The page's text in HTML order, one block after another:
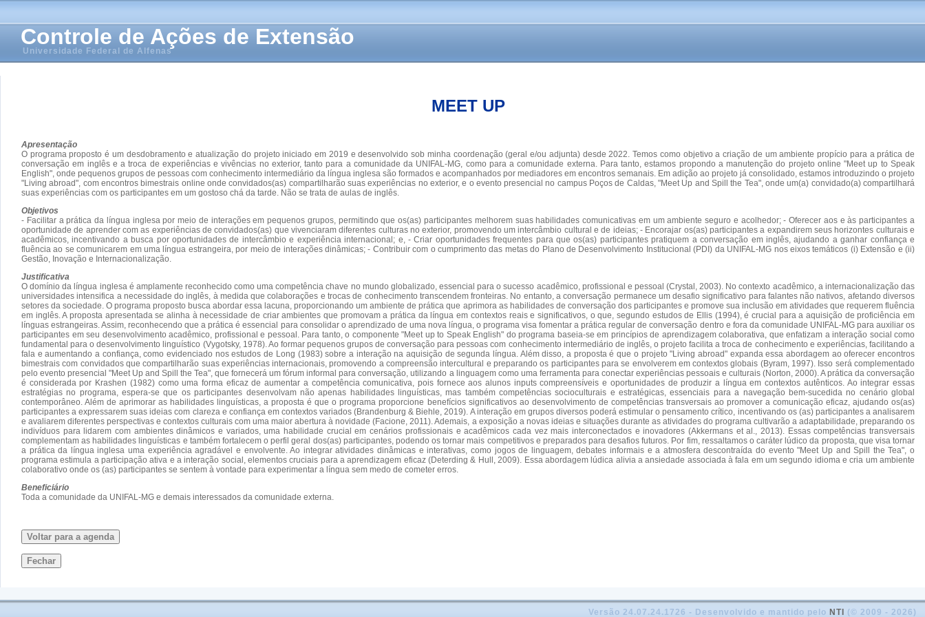
Controle de Ações de Extensão
Universidade Federal de Alfenas
MEET UP
Apresentação
O programa proposto é um desdobramento e atualização do projeto iniciado em 2019 e desenvolvido sob minha coordenação (geral e/ou adjunta) desde 2022. Temos como objetivo a criação de um ambiente propício para a prática de
conversação em inglês e a troca de experiências e vivências no exterior, tanto para a comunidade da UNIFAL-MG, como para a comunidade externa. Para tanto, estamos propondo a manutenção do projeto online "Meet up to Speak
English", onde pequenos grupos de pessoas com conhecimento intermediário da língua inglesa são formados e acompanhados por mediadores em encontros semanais. Em adição ao projeto já consolidado, estamos introduzindo o projeto
"Living abroad", com encontros bimestrais online onde convidados(as) compartilharão suas experiências no exterior, e o evento presencial no campus Poços de Caldas, "Meet Up and Spill the Tea", onde um(a) convidado(a) compartilhará
suas experiências com os participantes em um gostoso chá da tarde. Não se trata de aulas de inglês.
Objetivos
- Facilitar a prática da língua inglesa por meio de interações em pequenos grupos, permitindo que os(as) participantes melhorem suas habilidades comunicativas em um ambiente seguro e acolhedor; - Oferecer aos e às participantes a
oportunidade de aprender com as experiências de convidados(as) que vivenciaram diferentes culturas no exterior, promovendo um intercâmbio cultural e de ideias; - Encorajar os(as) participantes a expandirem seus horizontes culturais e
acadêmicos, incentivando a busca por oportunidades de intercâmbio e experiência internacional; e, - Criar oportunidades frequentes para que os(as) participantes pratiquem a conversação em inglês, ajudando a ganhar confiança e
fluência ao se comunicarem em uma língua estrangeira, por meio de interações dinâmicas; - Contribuir com o cumprimento das metas do Plano de Desenvolvimento Institucional (PDI) da UNIFAL-MG nos eixos temáticos (i) Extensão e (ii)
Gestão, Inovação e Internacionalização.
Justificativa
O domínio da língua inglesa é amplamente reconhecido como uma competência chave no mundo globalizado, essencial para o sucesso acadêmico, profissional e pessoal (Crystal, 2003). No contexto acadêmico, a internacionalização das
universidades intensifica a necessidade do inglês, à medida que colaborações e trocas de conhecimento transcendem fronteiras. No entanto, a conversação permanece um desafio significativo para falantes não nativos, afetando diversos
setores da sociedade. O programa proposto busca abordar essa lacuna, proporcionando um ambiente de prática que aprimora as habilidades de conversação dos participantes e promove sua inclusão em atividades que requerem fluência
em inglês. A proposta apresentada se alinha à necessidade de criar ambientes que promovam a prática da língua em contextos reais e significativos, o que, segundo estudos de Ellis (1994), é crucial para a aquisição de proficiência em
línguas estrangeiras. Assim, reconhecendo que a prática é essencial para consolidar o aprendizado de uma nova língua, o programa visa fomentar a prática regular de conversação dentro e fora da comunidade UNIFAL-MG para auxiliar os
participantes em seu desenvolvimento acadêmico, profissional e pessoal. Para tanto, o componente "Meet up to Speak English" do programa baseia-se em princípios de aprendizagem colaborativa, que enfatizam a interação social como
fundamental para o desenvolvimento linguístico (Vygotsky, 1978). Ao formar pequenos grupos de conversação para pessoas com conhecimento intermediário de inglês, o projeto facilita a troca de conhecimento e experiências, facilitando a
fala e aumentando a confiança, como evidenciado nos estudos de Long (1983) sobre a interação na aquisição de segunda língua. Além disso, a proposta é que o projeto "Living abroad" expanda essa abordagem ao oferecer encontros
bimestrais com convidados que compartilharão suas experiências internacionais, promovendo a compreensão intercultural e preparando os participantes para se envolverem em contextos globais (Byram, 1997). Isso será complementado
pelo evento presencial "Meet Up and Spill the Tea", que fornecerá um fórum informal para conversação, utilizando a linguagem como uma ferramenta para conectar experiências pessoais e culturais (Norton, 2000). A prática da conversação
é considerada por Krashen (1982) como uma forma eficaz de aumentar a competência comunicativa, pois fornece aos alunos inputs compreensíveis e oportunidades de produzir a língua em contextos autênticos. Ao integrar essas
estratégias no programa, espera-se que os participantes desenvolvam não apenas habilidades linguísticas, mas também competências socioculturais e estratégicas, essenciais para a navegação bem-sucedida no cenário global
contemporâneo. Além de aprimorar as habilidades linguísticas, a proposta é que o programa proporcione benefícios significativos ao desenvolvimento de competências transversais ao promover a comunicação eficaz, ajudando os(as)
participantes a expressarem suas ideias com clareza e confiança em contextos variados (Brandenburg & Biehle, 2019). A interação em grupos diversos poderá estimular o pensamento crítico, incentivando os (as) participantes a analisarem
e avaliarem diferentes perspectivas e contextos culturais com uma maior abertura à novidade (Facione, 2011). Ademais, a exposição a novas ideias e situações durante as atividades do programa cultivarão a adaptabilidade, preparando os
indivíduos para lidarem com ambientes dinâmicos e variados, uma habilidade crucial em cenários profissionais e acadêmicos cada vez mais interconectados e inovadores (Akkermans et al., 2013). Essas competências transversais
complementam as habilidades linguísticas e também fortalecem o perfil geral dos(as) participantes, podendo os tornar mais competitivos e preparados para desafios futuros. Por fim, ressaltamos o caráter lúdico da proposta, que visa tornar
a prática da língua inglesa uma experiência agradável e envolvente. Ao integrar atividades dinâmicas e interativas, como jogos de linguagem, debates informais e a atmosfera descontraída do evento "Meet Up and Spill the Tea", o
programa estimula a participação ativa e a interação social, elementos cruciais para a aprendizagem eficaz (Deterding & Hull, 2009). Essa abordagem lúdica alivia a ansiedade associada à fala em um segundo idioma e cria um ambiente
colaborativo onde os (as) participantes se sentem à vontade para experimentar a língua sem medo de cometer erros.
Beneficiário
Toda a comunidade da UNIFAL-MG e demais interessados da comunidade externa.
Voltar para a agenda
Fechar
Versão 24.07.24.1726 - Desenvolvido e mantido pelo NTI (© 2009 - 2026)